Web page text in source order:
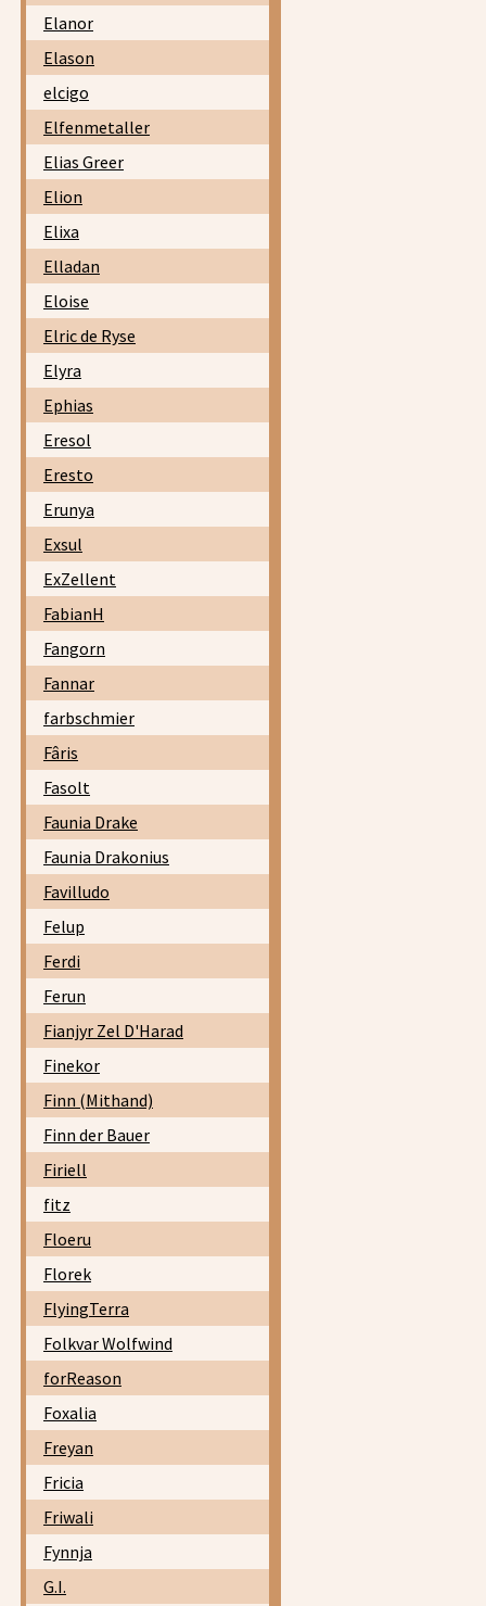
Elanor
Elason
elcigo
Elfenmetaller
Elias Greer
Elion
Elixa
Elladan
Eloise
Elric de Ryse
Elyra
Ephias
Eresol
Eresto
Erunya
Exsul
ExZellent
FabianH
Fangorn
Fannar
farbschmier
Fâris
Fasolt
Faunia Drake
Faunia Drakonius
Favilludo
Felup
Ferdi
Ferun
Fianjyr Zel D'Harad
Finekor
Finn (Mithand)
Finn der Bauer
Firiell
fitz
Floeru
Florek
FlyingTerra
Folkvar Wolfwind
forReason
Foxalia
Freyan
Fricia
Friwali
Fynnja
G.I.